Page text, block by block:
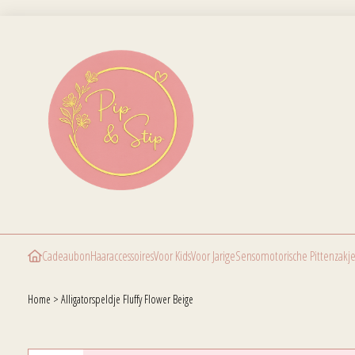
CadeaubonHaaraccessoiresVoor KidsVoor JarigeSensomotorische
Home > Alligatorspeldje Fluffy Flower Beige